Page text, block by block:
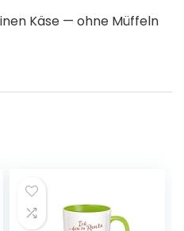
Käse — ohne Müffeln